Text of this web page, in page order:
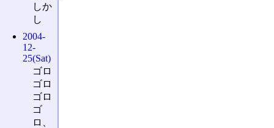
しか
し
2004-
12-
25(Sat)
ゴロ
ゴロ
ゴロ
ゴ
ロ、